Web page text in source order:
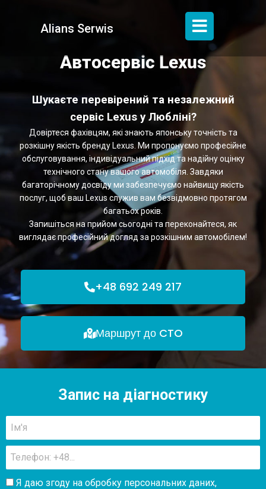
Alians Serwis
Автосервіс Lexus
Шукаєте перевірений та незалежний
сервіс Lexus у Любліні?
Довіртеся фахівцям, які знають японську точність та
розкішну якість бренду Lexus. Ми пропонуємо професійне
обслуговування, індивідуальний підхід та надійну оцінку
технічного стану вашого автомобіля. Завдяки
багаторічному досвіду ми забезпечуємо найвищу якість
послуг, щоб ваш Lexus служив вам безвідмовно протягом
багатьох років.
Запишіться на прийом сьогодні та переконайтеся, як
виглядає професійний догляд за розкішним автомобілем!
+48 692 249 217
Маршрут до CTO
Запис на діагностику
Я даю згоду на обробку персональних даних,